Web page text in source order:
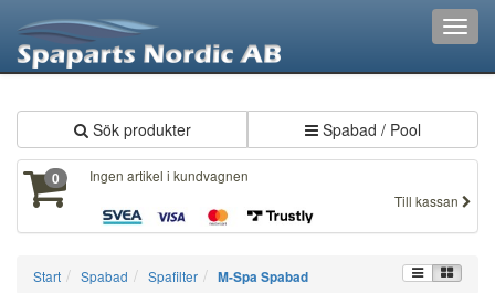
Sök produkter Spabad / Pool
0
Ingen artikel i kundvagnen
Till kassan
Start Spabad Spafilter M-Spa Spabad